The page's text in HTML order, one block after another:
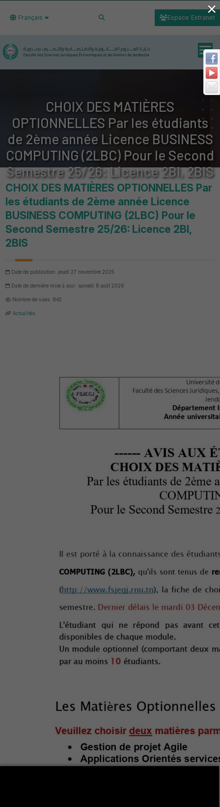
Français Espace Extranet
CHOIX DES MATIÈRES
OPTIONNELLES Par les étudiants
de 2ème année Licence BUSINESS
COMPUTING (2LBC) Pour le Second
Semestre 25/26: Licence 2BI, 2BIS
CHOIX DES MATIÈRES OPTIONNELLES Par
les étudiants de 2ème année Licence
BUSINESS COMPUTING (2LBC) Pour le
Second Semestre 25/26: Licence 2BI,
2BIS
Date de publication: jeudi 27 novembre 2025
Date de dernière mise à jour: samedi 8 août 2026
Nombre de vues: 842
Actualités
×